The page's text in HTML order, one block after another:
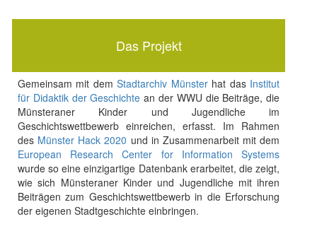
Das Projekt
Gemeinsam mit demStadtarchiv Münsterhat das Institut
für Didaktik der Geschichte an der WWU die Beiträge, die
Münsteraner Kinder und Jugendliche im
Geschichtswettbewerb einreichen, erfasst. Im Rahmen
des Münster Hack 2020 und in Zusammenarbeit mit dem
European Research Center for Information Systems
wurde so eine einzigartige Datenbank erarbeitet, die zeigt,
wie sich Münsteraner Kinder und Jugendliche mit ihren
Beiträgen zum Geschichtswettbewerb in die Erforschung
der eigenen Stadtgeschichte einbringen.